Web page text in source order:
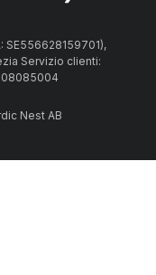
SE556628159701),
Servizio clienti:
Nest AB